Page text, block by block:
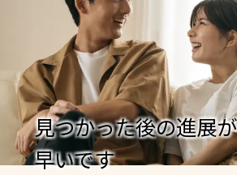
見つかった後の進展
早いです